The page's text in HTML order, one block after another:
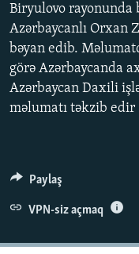
İNFOQRAFIKA
KARIKATURA
AZƏRBAYCAN
İSLAM VƏ DEMOKRATIYA
İZ - MƏDƏNIYYƏT
MISSIYAMIZ
PEŞƏ ETIKASI VƏ
MATERIALLARIMIZDAN
AZADLIQRADIOSU
BIZI IZLƏ
RFE/RL-in bütün
Biryulovo rayonunda
Azərbaycanlı Orxan
bəyan edib.
görə Azərbaycanda
Azərbaycan Daxili
məlumatı təkzib edir
Paylaş
VPN-siz açmaq